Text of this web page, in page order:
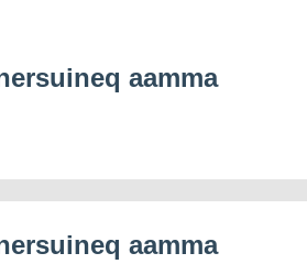
aamma
aamma